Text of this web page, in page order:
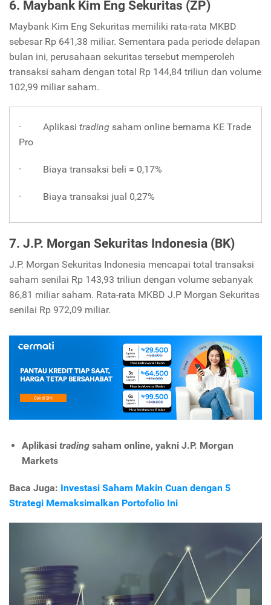
6. Maybank Kim Eng Sekuritas (ZP)
Maybank Kim Eng Sekuritas memiliki rata-rata MKBD
sebesar Rp 641,38 miliar. Sementara pada periode delapan
bulan ini, perusahaan sekuritas tersebut memperoleh
transaksi saham dengan total Rp 144,84 triliun dan volume
102,99 miliar saham.
· Aplikasi trading saham online bernama KE Trade
Pro
· Biaya transaksi beli = 0,17%
· Biaya transaksi jual 0,27%
7. J.P. Morgan Sekuritas Indonesia (BK)
J.P. Morgan Sekuritas Indonesia mencapai total transaksi
saham senilai Rp 143,93 triliun dengan volume sebanyak
86,81 miliar saham. Rata-rata MKBD J.P Morgan Sekuritas
senilai Rp 972,09 miliar.
Aplikasi trading saham online, yakni J.P. Morgan
Markets
Baca Juga: Investasi Saham Makin Cuan dengan 5
Strategi Memaksimalkan Portofolio Ini